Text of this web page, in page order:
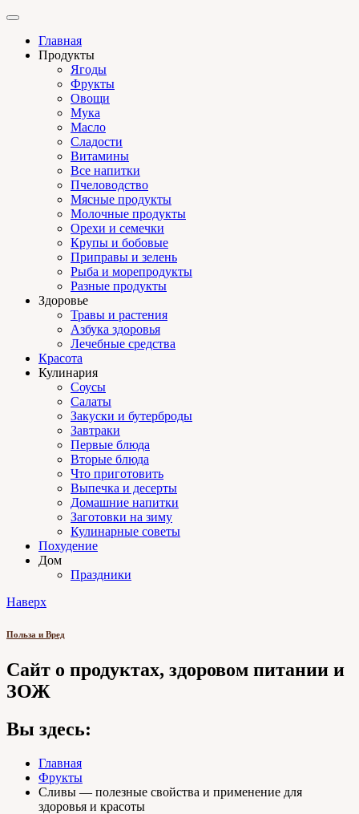
Главная
Продукты
Ягоды
Фрукты
Овощи
Мука
Масло
Сладости
Витамины
Все напитки
Пчеловодство
Мясные продукты
Молочные продукты
Орехи и семечки
Крупы и бобовые
Приправы и зелень
Рыба и морепродукты
Разные продукты
Здоровье
Травы и растения
Азбука здоровья
Лечебные средства
Красота
Кулинария
Соусы
Салаты
Закуски и бутерброды
Завтраки
Первые блюда
Вторые блюда
Что приготовить
Выпечка и десерты
Домашние напитки
Заготовки на зиму
Кулинарные советы
Похудение
Дом
Праздники
Наверх
Польза и Вред
Сайт о продуктах, здоровом питании и
ЗОЖ
Вы здесь:
Главная
Фрукты
Сливы — полезные свойства и применение для
здоровья и красоты